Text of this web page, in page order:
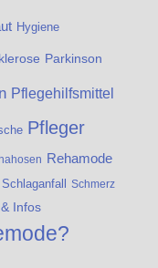
Hygiene
Parkinson
Pflegehilfsmittel
Pfleger
Rehamode
Schlaganfall Schmerz
Infos